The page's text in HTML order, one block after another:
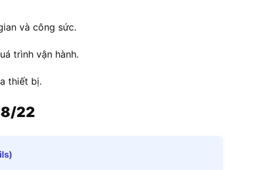
và công sức.
trình vận hành.
thiết bị.
22